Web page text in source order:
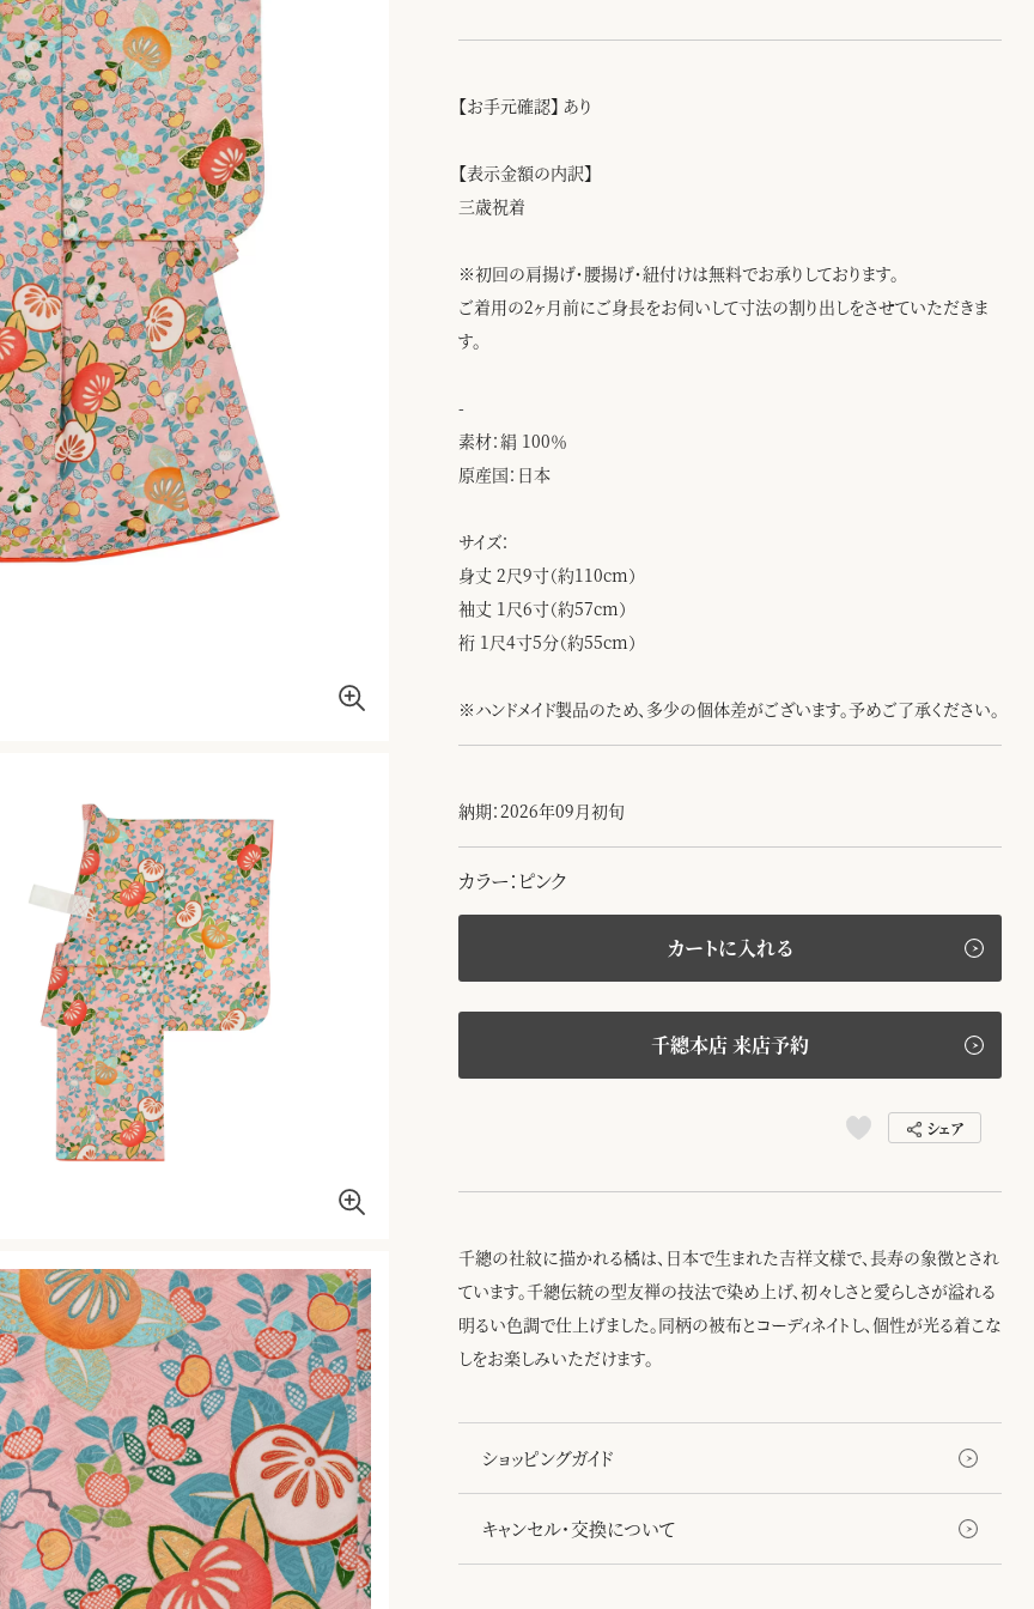
【お手元確認】 あり
【表示金額の内訳】
三歳祝着
※初回の肩揚げ・腰揚げ・紐付けは無料でお承りしております。
ご着用の2ヶ月前にご身長をお伺いして寸法の割り出しをさせていただきま
す。
-
素材：絹 100％
原産国：日本
サイズ：
身丈 2尺9寸（約110cm）
袖丈 1尺6寸（約57cm）
裄 1尺4寸5分（約55cm）
※ハンドメイド製品のため、多少の個体差がございます。予めご了承ください。
納期：2026年09月初旬
カラー：ピンク
カートに入れる
千總本店 来店予約
シェア
千總の社紋に描かれる橘は、日本で生まれた吉祥文様で、長寿の象徴とされ
ています。千總伝統の型友禅の技法で染め上げ、初々しさと愛らしさが溢れる
明るい色調で仕上げました。同柄の被布とコーディネイトし、個性が光る着こな
しをお楽しみいただけます。
ショッピングガイド
キャンセル・交換について